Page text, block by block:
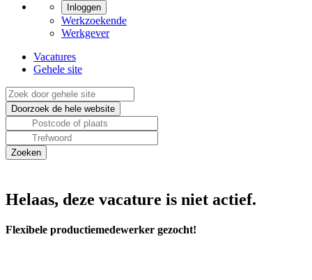
Inloggen
Werkzoekende
Werkgever
Vacatures
Gehele site
Helaas, deze vacature is niet actief.
Flexibele productiemedewerker gezocht!